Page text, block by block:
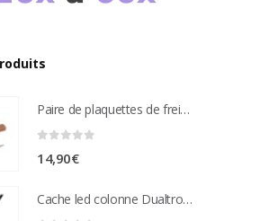
Paire de plaquettes de frein métal frité Compatible étrier de freins nutt 4 pistons
14,90€
Cache led colonne Dualtron Victor